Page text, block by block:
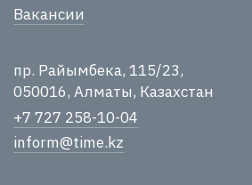
Вакансии
пр. Райымбека, 115/23,
050016, Алматы, Казахстан
+7 727 258-10-04
inform@time.kz